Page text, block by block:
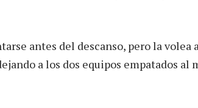
antes del descanso, pero la volea
a los dos equipos empatados al